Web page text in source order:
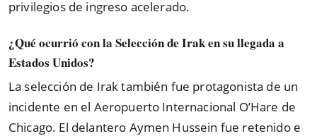
privilegios de ingreso acelerado.
¿Qué ocurrió con la Selección de Irak en su llegada a
Estados Unidos?
La selección de Irak también fue protagonista de un
incidente en el Aeropuerto Internacional O’Hare de
Chicago. El delantero Aymen Hussein fue retenido e